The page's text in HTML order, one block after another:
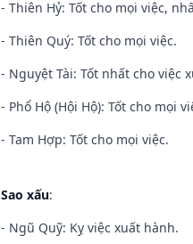
- Thiên Hỷ: Tốt cho mọi việc,
- Thiên Quý: Tốt cho mọi việc.
- Nguyệt Tài: Tốt nhất cho việc
- Phổ Hộ (Hội Hộ): Tốt cho mọi
- Tam Hợp: Tốt cho mọi việc.
Sao xấu:
- Ngũ Quỹ: Kỵ việc xuất hành.